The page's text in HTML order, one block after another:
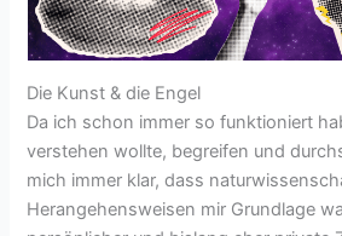
Die Kunst & die Engel
Da ich schon immer so funktioniert
verstehen wollte, begreifen und
mich immer klar, dass
Herangehensweisen mir Grundlage